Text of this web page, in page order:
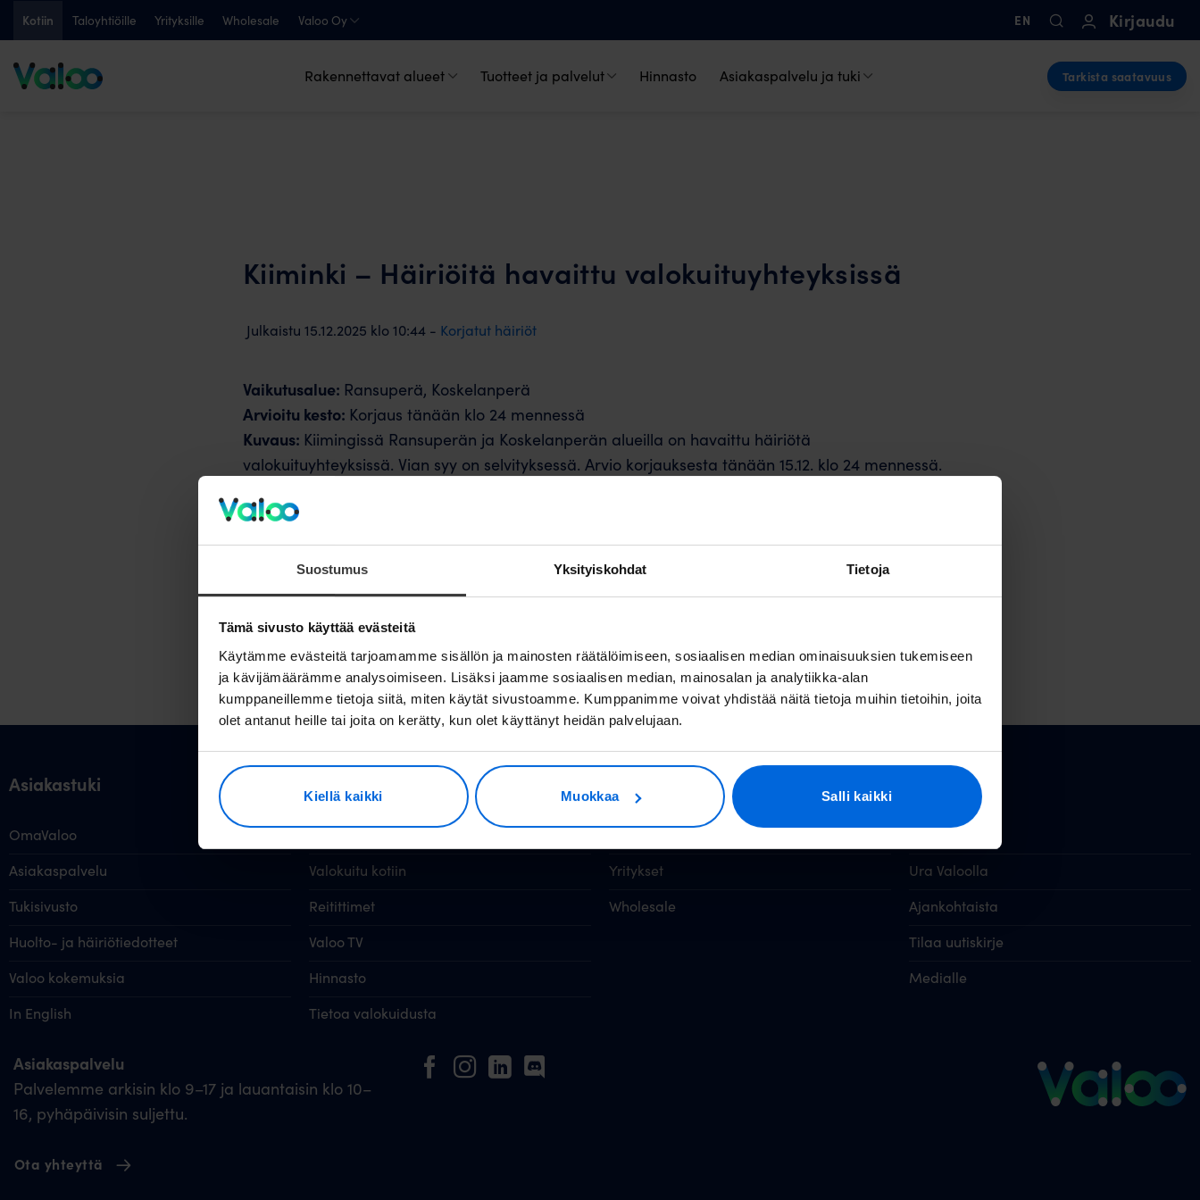
Suostumus Yksityiskohdat Tietoja
Tämä sivusto käyttää evästeitä
Käytämme evästeitä tarjoamamme sisällön ja mainosten räätälöimiseen, sosiaalisen median ominaisuuksien tukemiseen
ja kävijämäärämme analysoimiseen. Lisäksi jaamme sosiaalisen median, mainosalan ja analytiikka-alan
kumppaneillemme tietoja siitä, miten käytät sivustoamme. Kumppanimme voivat yhdistää näitä tietoja muihin tietoihin, joita
olet antanut heille tai joita on kerätty, kun olet käyttänyt heidän palvelujaan.
Kiellä kaikki Muokkaa Salli kaikki
Kotiin Taloyhtiöille Yrityksille Wholesale Valoo Oy EN Kirjaudu
Rakennettavat alueet Tuotteet ja palvelut Hinnasto Asiakaspalvelu ja tuki Tarkista saatavuus
Kiiminki – Häiriöitä havaittu valokuituyhteyksissä
Julkaistu 15.12.2025 klo10:44 - Korjatut häiriöt
Vaikutusalue: Ransuperä, Koskelanperä
Arvioitu kesto: Korjaus tänään klo 24 mennessä
Kuvaus: Kiimingissä Ransuperän ja Koskelanperän alueilla on havaittu häiriötä
valokuituyhteyksissä. Vian syy on selvityksessä. Arvio korjauksesta tänään 15.12. klo 24 mennessä.
uudelleen. Jos tarvitset neuvoa valokuituyhteytesi kanssa tai kohtaat ongelmia yhteyden kanssa,
Asiakastuki
OmaValoo
Asiakaspalvelu
Tukisivusto
Huolto- ja häiriötiedotteet
Valoo kokemuksia
In English
Valokuitu kuluttajille
Valokuitu kotiin
Reitittimet
Valoo TV
Hinnasto
Tietoa valokuidusta
Valokuitu muille
Yritykset
Wholesale
Valoo Oy
Ura Valoolla
Ajankohtaista
Tilaa uutiskirje
Medialle
Asiakaspalvelu
Palvelemme arkisin klo 9–17 ja lauantaisin klo 10–
16, pyhäpäivisin suljettu.
Ota yhteyttä